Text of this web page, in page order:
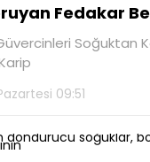
Fedakar
Soğuktan
09:51